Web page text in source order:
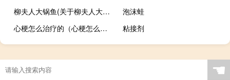
柳夫人大锅鱼(关于柳夫人大锅鱼的简介)
泡沫蛙
心梗怎么治疗的（心梗怎么治疗）
粘接剂
☚